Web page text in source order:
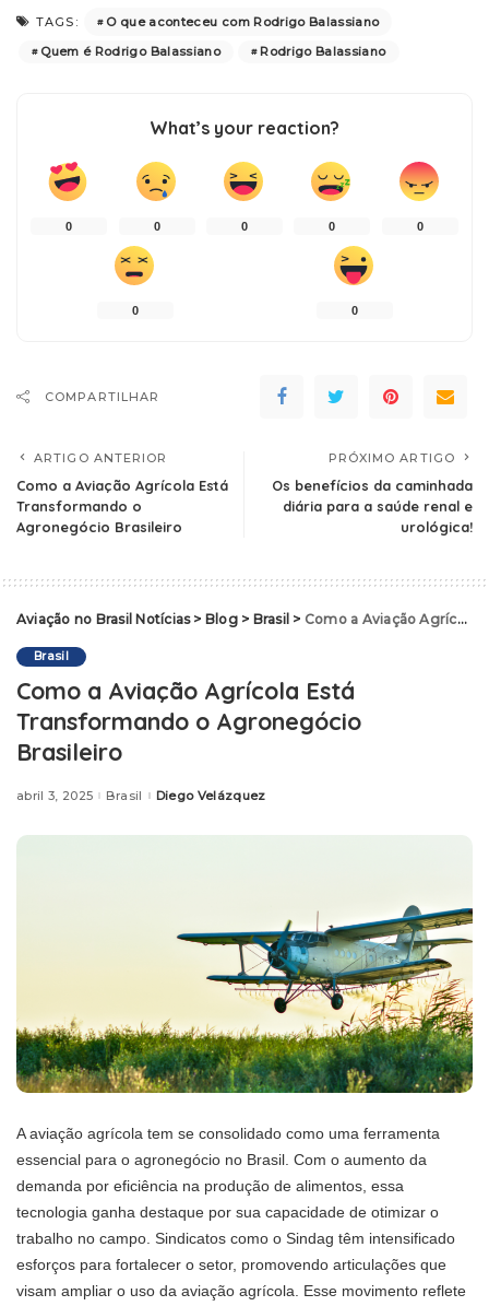
TAGS:
O que aconteceu com Rodrigo Balassiano
Quem é Rodrigo Balassiano
Rodrigo Balassiano
What’s your reaction?
0 0 0 0 0
0 0
COMPARTILHAR
ARTIGO ANTERIOR
Como a Aviação Agrícola Está
Transformando o
Agronegócio Brasileiro
PRÓXIMO ARTIGO
Os benefícios da caminhada
diária para a saúde renal e
urológica!
Aviação no Brasil Notícias> Blog> Brasil > Como a Aviação Agrícola Está Transformando o Agronegócio Brasileiro
Brasil
Como a Aviação Agrícola Está
Transformando o Agronegócio
Brasileiro
abril 3, 2025 Brasil Posted
Diego Velázquez
A aviação agrícola tem se consolidado como uma ferramenta
essencial para o agronegócio no Brasil. Com o aumento da
demanda por eficiência na produção de alimentos, essa
tecnologia ganha destaque por sua capacidade de otimizar o
trabalho no campo. Sindicatos como o Sindag têm intensificado
esforços para fortalecer o setor, promovendo articulações que
visam ampliar o uso da aviação agrícola. Esse movimento reflete